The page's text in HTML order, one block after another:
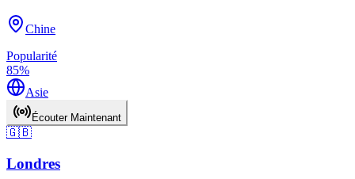
Chine
Popularité
85%
Asie
Écouter Maintenant
🇬🇧
Londres